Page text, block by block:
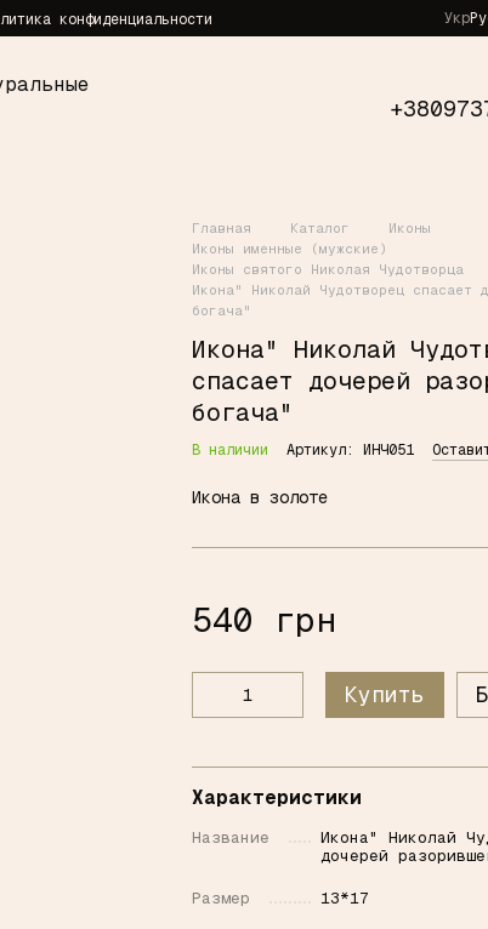
конфиденциальности Укр
Главная Каталог
Иконы
Иконы именные (мужские)
Иконы святого Николая Чудотворца
Икона" Николай Чудотворец спасает
богача"
Икона" Николай
спасает дочерей
богача"
В наличии Артикул: ИНЧ051
Икона в золоте
540 грн
Купить
Характеристики
Название
Икона" Николай
дочерей
Размер 13*17